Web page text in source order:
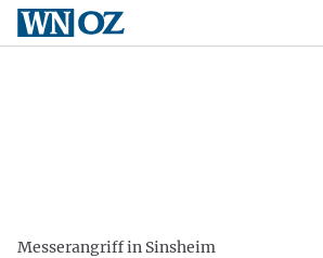
Messerangriff in Sinsheim